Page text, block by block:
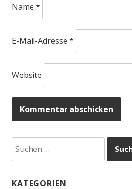
Name *
E-Mail-Adresse *
Website
nach:
KATEGORIEN